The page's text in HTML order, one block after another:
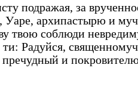
подражая, за
архипастырю и
твою соблюди
Радуйся,
и